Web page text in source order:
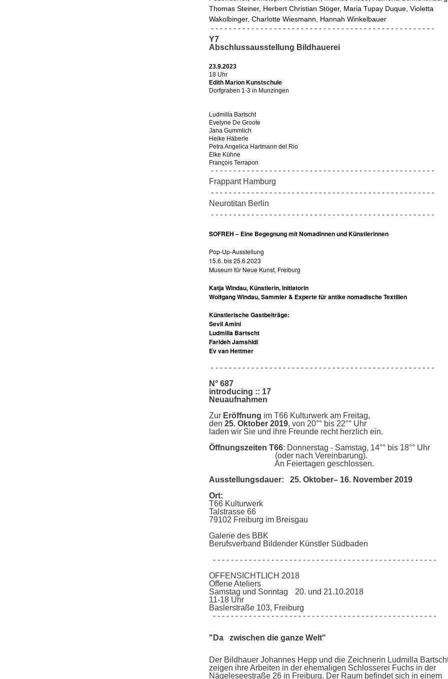
Thomas Steiner, Herbert Christian Stöger, Maria Tupay Duque, Violetta
Wakolbinger, Charlotte Wiesmann, Hannah Winkelbauer
- - - - - - - - - - - - - - - - - - - - - - - - - - - - - - - - - - - - - - - - - - - - - - - - - -
Y7
Abschlussausstellung Bildhauerei
23.9.2023
18 Uhr
Edith Marion Kunstschule
Dorfgraben 1-3 in Munzingen
Ludmilla Bartscht
Evelyne De Groote
Jana Gummlich
Heike Häberle
Petra Angelica Hartmann del Rio
Elke Kühne
François Terrapon
- - - - - - - - - - - - - - - - - - - - - - - - - - - - - - - - - - - - - - - - - - - - - - - - - -
Frappant Hamburg
- - - - - - - - - - - - - - - - - - - - - - - - - - - - - - - - - - - - - - - - - - - - - - - - - -
Neurotitan Berlin
- - - - - - - - - - - - - - - - - - - - - - - - - - - - - - - - - - - - - - - - - - - - - - - - - -
SOFREH – Eine Begegnung mit Nomadinnen und Künstlerinnen
Pop-Up-Ausstellung
15.6. bis 25.6.2023
Museum für Neue Kunst, Freiburg
Katja Windau, Künstlerin, Initiatorin
Wolfgang Windau, Sammler & Experte für antike nomadische Textilien
Künstlerische Gastbeiträge:
Sevil Amini
Ludmilla Bartscht
Farideh Jamshidi
Ev van Hettmer
- - - - - - - - - - - - - - - - - - - - - - - - - - - - - - - - - - - - - - - - - - - - - - - - - -
N° 687
introducing :: 17
Neuaufnahmen
Zur Eröffnung im T66 Kulturwerk am Freitag,
den 25. Oktober 2019, von 20°° bis 22°° Uhr
laden wir Sie und ihre Freunde recht herzlich ein.
Öffnungszeiten T66: Donnerstag - Samstag, 14°° bis 18°° Uhr
(oder nach Vereinbarung).
An Feiertagen geschlossen.
Ausstellungsdauer: 25. Oktober– 16. November 2019
Ort:
T66 Kulturwerk
Talstrasse 66
79102 Freiburg im Breisgau
Galerie des BBK
Berufsverband Bildender Künstler Südbaden
- - - - - - - - - - - - - - - - - - - - - - - - - - - - - - - - - - - - - - - - - - - - - - - - - -
OFFENSICHTLICH 2018
Offene Ateliers
Samstag und Sonntag 20. und 21.10.2018
11-18 Uhr
Baslerstraße 103, Freiburg
- - - - - - - - - - - - - - - - - - - - - - - - - - - - - - - - - - - - - - - - - - - - - - - - - -
"Da zwischen die ganze Welt"
Der Bildhauer Johannes Hepp und die Zeichnerin Ludmilla
zeigen ihre Arbeiten in der ehemaligen Schlosserei Fuchs in der
Nägeleseestraße 26 in Freiburg. Der Raum befindet sich in einem